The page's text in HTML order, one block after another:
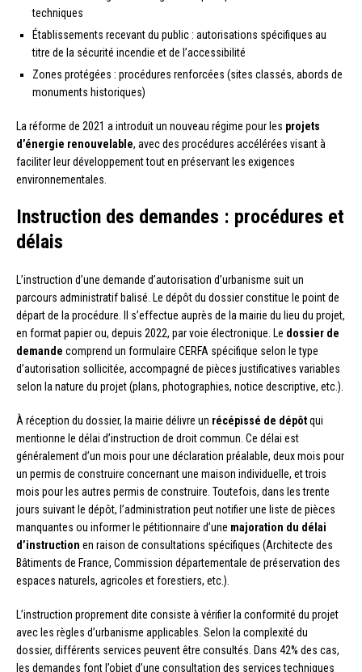
techniques
Établissements recevant du public : autorisations spécifiques au
titre de la sécurité incendie et de l’accessibilité
Zones protégées : procédures renforcées (sites classés, abords de
monuments historiques)
La réforme de 2021 a introduit un nouveau régime pour les projets
d’énergie renouvelable, avec des procédures accélérées visant à
faciliter leur développement tout en préservant les exigences
environnementales.
Instruction des demandes : procédures et
délais
L’instruction d’une demande d’autorisation d’urbanisme suit un
parcours administratif balisé. Le dépôt du dossier constitue le point de
départ de la procédure. Il s’effectue auprès de la mairie du lieu du projet,
en format papier ou, depuis 2022, par voie électronique. Le dossier de
demande comprend un formulaire CERFA spécifique selon le type
d’autorisation sollicitée, accompagné de pièces justificatives variables
selon la nature du projet (plans, photographies, notice descriptive, etc.).
À réception du dossier, la mairie délivre un récépissé de dépôtqui
mentionne le délai d’instruction de droit commun. Ce délai est
généralement d’un mois pour une déclaration préalable, deux mois pour
un permis de construire concernant une maison individuelle, et trois
mois pour les autres permis de construire. Toutefois, dans les trente
jours suivant le dépôt, l’administration peut notifier une liste de pièces
manquantes ou informer le pétitionnaire d’une majoration du délai
d’instruction en raison de consultations spécifiques (Architecte des
Bâtiments de France, Commission départementale de préservation des
espaces naturels, agricoles et forestiers, etc.).
L’instruction proprement dite consiste à vérifier la conformité du projet
avec les règles d’urbanisme applicables. Selon la complexité du
dossier, différents services peuvent être consultés. Dans 42% des cas,
les demandes font l’objet d’une consultation des services techniques